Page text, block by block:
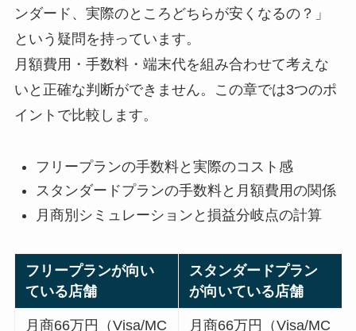
ンダード、実際のところどちらが安くなるの？」
という疑問を持っています。
月額費用・手数料・端末代を組み合わせて考えな
いと正確な判断ができません。この章では3つのポ
イントで比較します。
フリープランの手数料と実際のコスト感
スタンダードプランの手数料と月額費用の関係
月商別シミュレーションと損益分岐点の計算
フリープランが向い
ている店舗
スタンダードプラン
が向いている店舗
月商66万円（Visa/MC 月商66万円（Visa/MC